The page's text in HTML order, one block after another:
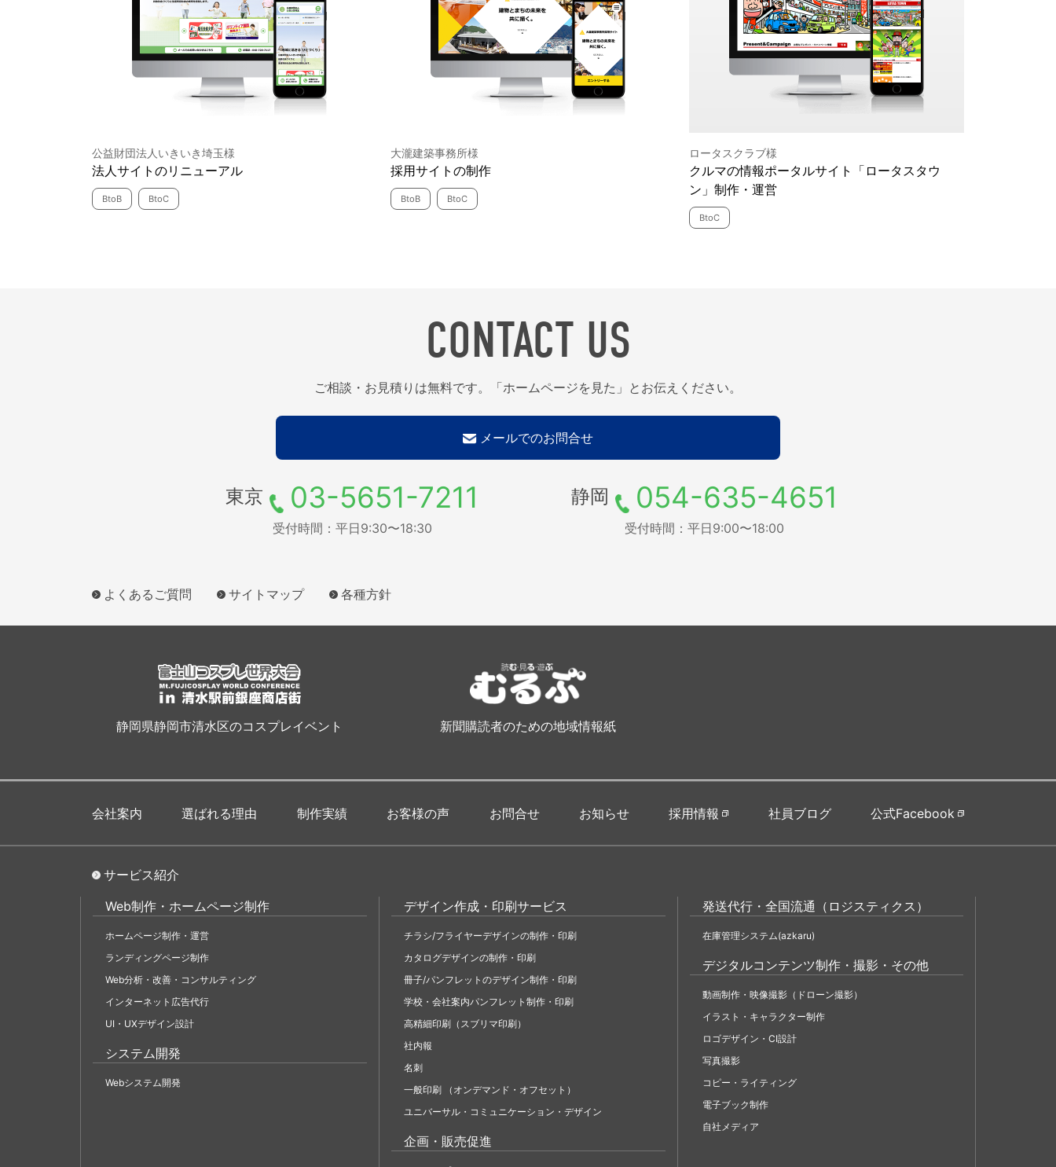
公益財団法人いきいき埼玉様
法人サイトのリニューアル
BtoB BtoC
大瀧建築事務所様
採用サイトの制作
BtoB BtoC
ロータスクラブ様
クルマの情報ポータルサイト「ロータスタウ
ン」制作・運営
BtoC
CONTACT US
ご相談・お見積りは無料です。「ホームページを見た」とお伝えください。
メールでのお問合せ
東京 03-5651-7211
受付時間：平日9:30〜18:30
静岡 054-635-4651
受付時間：平日9:00〜18:00
よくあるご質問 サイトマップ 各種方針
静岡県静岡市清水区のコスプレイベント 新聞購読者のための地域情報紙
会社案内 選ばれる理由 制作実績 お客様の声 お問合せ お知らせ 採用情報 社員ブログ 公式Facebook
サービス紹介
Web制作・ホームページ制作
ホームページ制作・運営
ランディングページ制作
Web分析・改善・コンサルティング
インターネット広告代行
UI・UXデザイン設計
システム開発
Webシステム開発
デザイン作成・印刷サービス
チラシ/フライヤーデザインの制作・印刷
カタログデザインの制作・印刷
冊子/パンフレットのデザイン制作・印刷
学校・会社案内パンフレット制作・印刷
高精細印刷（スブリマ印刷）
社内報
名刺
一般印刷 （オンデマンド・オフセット）
ユニバーサル・コミュニケーション・デザイン
企画・販売促進
発送代行・全国流通（ロジスティクス）
在庫管理システム(azkaru)
デジタルコンテンツ制作・撮影・その他
動画制作・映像撮影（ドローン撮影）
イラスト・キャラクター制作
ロゴデザイン・CI設計
写真撮影
コピー・ライティング
電子ブック制作
自社メディア